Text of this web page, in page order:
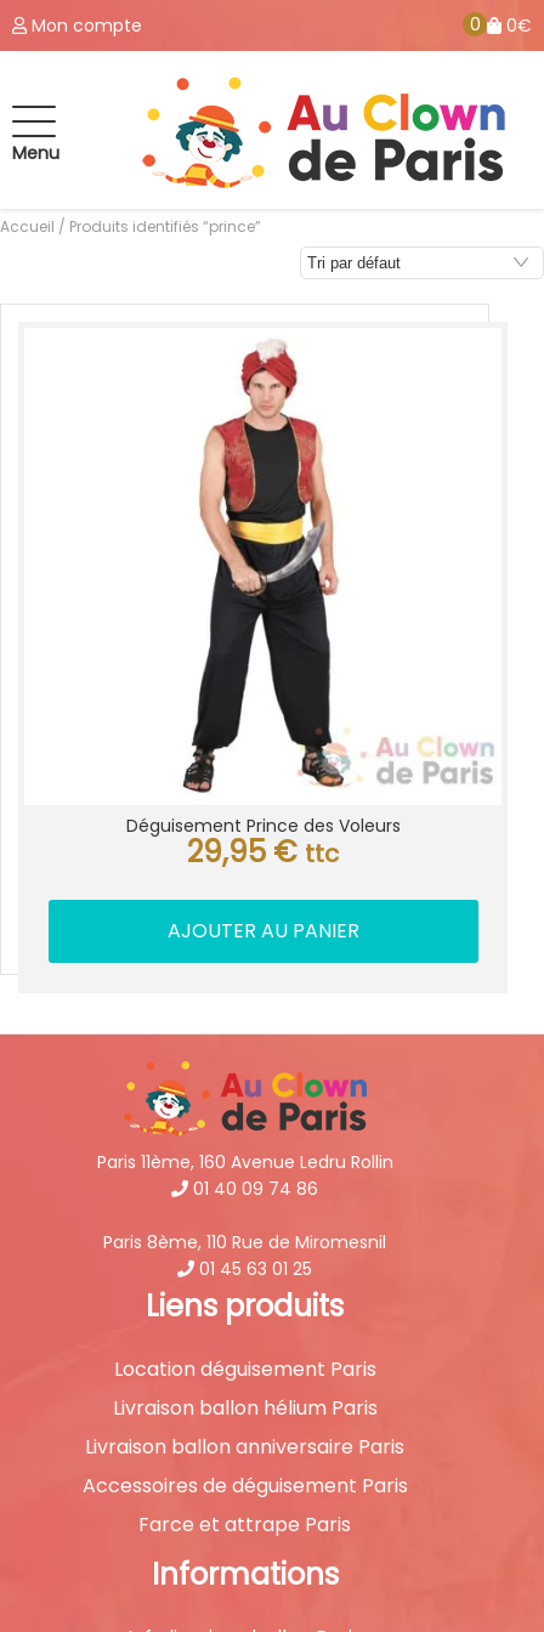
Mon compte 0 0€
Menu
Accueil / Produits identifiés “prince”
Déguisement Prince des Voleurs
29,95 € ttc
AJOUTER AU PANIER
Paris 11ème, 160 Avenue Ledru Rollin
01 40 09 74 86
Paris 8ème, 110 Rue de Miromesnil
01 45 63 01 25
Liens produits
Location déguisement Paris
Livraison ballon hélium Paris
Livraison ballon anniversaire Paris
Accessoires de déguisement Paris
Farce et attrape Paris
Informations